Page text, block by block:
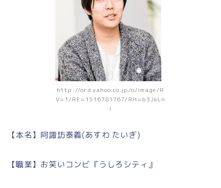
http://ord.yahoo.co.jp/o/image/R
V=1/RE=1516781767/RH=b3JkLn
l
【本名】阿諏訪泰義(あすわ たいぎ)
【職業】お笑いコンビ『うしろシティ』